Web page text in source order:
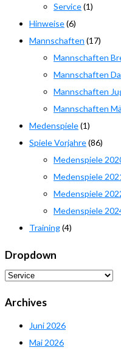
Service(1)
Hinweise(6)
Mannschaften (17)
Mannschaften
Mannschaften
Mannschaften
Mannschaften
Medenspiele(1)
Spiele Vorjahre(86)
Medenspiele
Medenspiele
Medenspiele
Medenspiele
Training(4)
Dropdown
Dropdown
Archives
Juni 2026
Mai 2026